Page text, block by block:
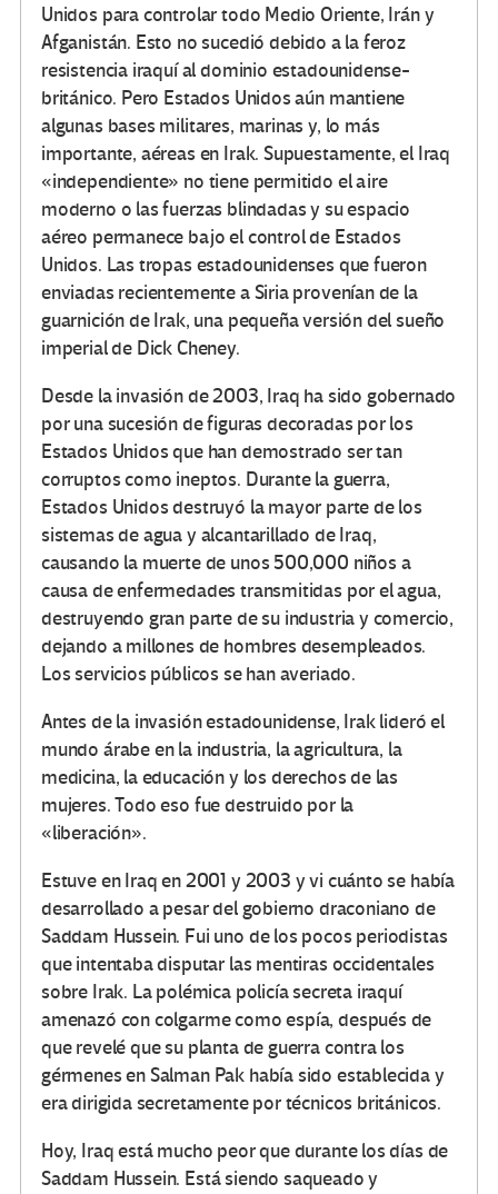
Unidos para controlar todo Medio Oriente, Irán y
Afganistán. Esto no sucedió debido a la feroz
resistencia iraquí al dominio estadounidense-
británico. Pero Estados Unidos aún mantiene
algunas bases militares, marinas y, lo más
importante, aéreas en Irak. Supuestamente, el Iraq
«independiente» no tiene permitido el aire
moderno o las fuerzas blindadas y su espacio
aéreo permanece bajo el control de Estados
Unidos. Las tropas estadounidenses que fueron
enviadas recientemente a Siria provenían de la
guarnición de Irak, una pequeña versión del sueño
imperial de Dick Cheney.
Desde la invasión de 2003, Iraq ha sido gobernado
por una sucesión de figuras decoradas por los
Estados Unidos que han demostrado ser tan
corruptos como ineptos. Durante la guerra,
Estados Unidos destruyó la mayor parte de los
sistemas de agua y alcantarillado de Iraq,
causando la muerte de unos 500,000 niños a
causa de enfermedades transmitidas por el agua,
destruyendo gran parte de su industria y comercio,
dejando a millones de hombres desempleados.
Los servicios públicos se han averiado.
Antes de la invasión estadounidense, Irak lideró el
mundo árabe en la industria, la agricultura, la
medicina, la educación y los derechos de las
mujeres. Todo eso fue destruido por la
«liberación».
Estuve en Iraq en 2001 y 2003 y vi cuánto se había
desarrollado a pesar del gobierno draconiano de
Saddam Hussein. Fui uno de los pocos periodistas
que intentaba disputar las mentiras occidentales
sobre Irak. La polémica policía secreta iraquí
amenazó con colgarme como espía, después de
que revelé que su planta de guerra contra los
gérmenes en Salman Pak había sido establecida y
era dirigida secretamente por técnicos británicos.
Hoy, Iraq está mucho peor que durante los días de
Saddam Hussein. Está siendo saqueado y